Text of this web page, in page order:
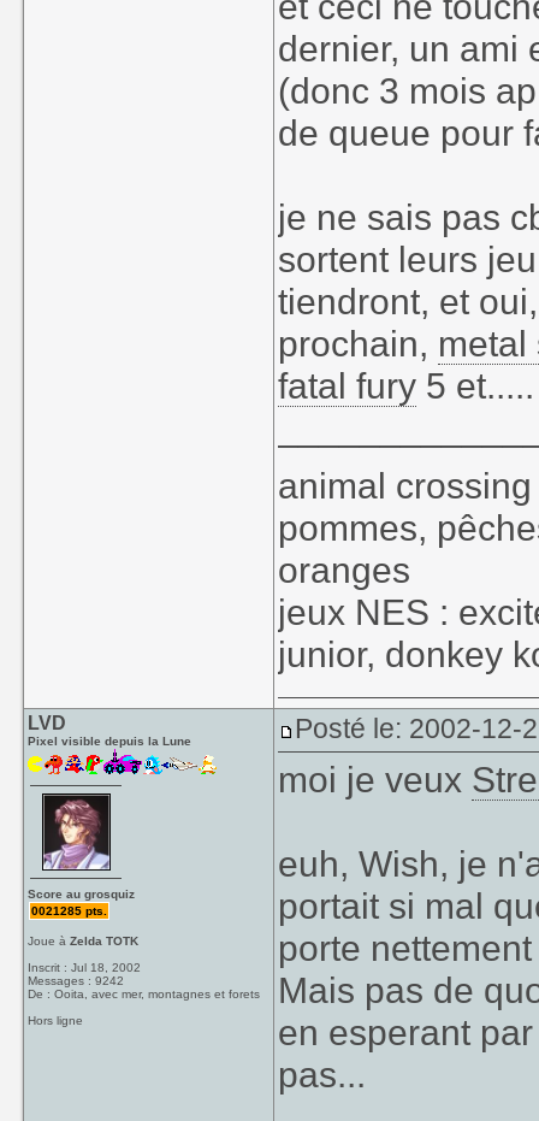
dernier, un ami
(donc 3 mois
de queue pour
je ne sais pas
sortent leurs
tiendront, et
prochain, metal
fatal fury 5
animal
pommes,
oranges
jeux NES :
junior, donkey
LVD
Pixel visible depuis la Lune
Score au grosquiz
0021285 pts.
Joue àZelda TOTK
Inscrit : Jul 18, 2002
Messages : 9242
De : Ooita, avec mer, montagnes et forets
Hors ligne
Posté le: 2002-12-
moi je veux
euh, Wish, je
portait si mal
porte
Mais pas de
en esperant
pas...